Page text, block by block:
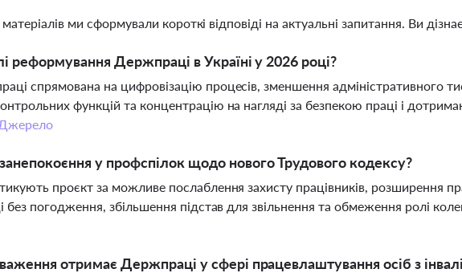
ми сформували короткі відповіді на актуальні запитання. Ви
реформування Держпраці в Україні у 2026 році?
спрямована на цифровізацію процесів, зменшення адміністративного
функцій та концентрацію на нагляді за безпекою праці і
у профспілок щодо нового Трудового кодексу?
проєкт за можливе послаблення захисту працівників, розширення
без погодження, збільшення підстав для звільнення та обмеження ролі
отримає Держпраці у сфері працевлаштування осіб з